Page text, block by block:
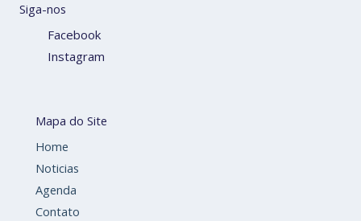
Siga-nos
Facebook
Instagram
Mapa do Site
Home
Noticias
Agenda
Contato